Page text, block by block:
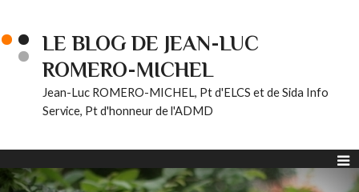
LE BLOG DE JEAN-LUC
ROMERO-MICHEL
Jean-Luc ROMERO-MICHEL, Pt d'ELCS et de Sida Info
Service, Pt d'honneur de l'ADMD